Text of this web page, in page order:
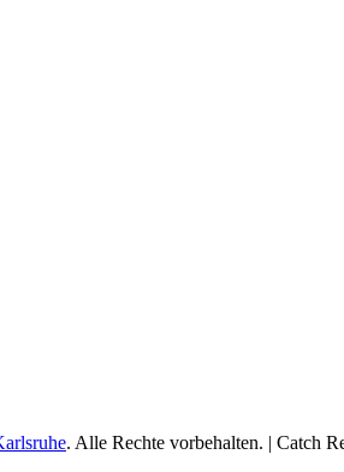
. Alle Rechte vorbehalten. | Catch